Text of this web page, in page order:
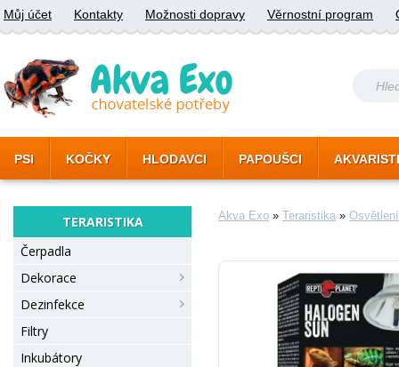
Můj účet Kontakty Možnosti dopravy Věrnostní program
PSI KOČKY HLODAVCI PAPOUŠCI
TERARISTIKA
Čerpadla
Dekorace
Dezinfekce
Filtry
Inkubátory
Akva Exo » Teraristika » Osvětlení